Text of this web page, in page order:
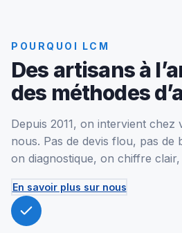
POURQUOI LCM
Des artisans à
des méthodes
Depuis 2011, on intervient chez
nous. Pas de devis flou, pas de
on diagnostique, on chiffre
En savoir plus sur nous